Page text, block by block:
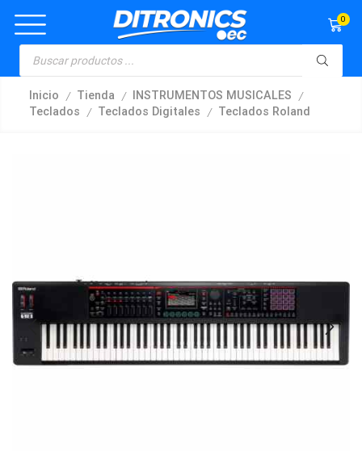
0
Inicio / Tienda / INSTRUMENTOS MUSICALES /
Teclados / Teclados Digitales / Teclados Roland